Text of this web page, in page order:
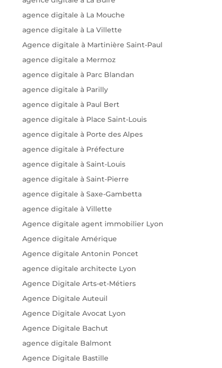
agence digitale à La Mouche
agence digitale à La Villette
Agence digitale à Martinière Saint-Paul
agence digitale a Mermoz
agence digitale à Parc Blandan
agence digitale à Parilly
agence digitale à Paul Bert
agence digitale à Place Saint-Louis
agence digitale à Porte des Alpes
agence digitale à Préfecture
agence digitale à Saint-Louis
agence digitale à Saint-Pierre
agence digitale à Saxe-Gambetta
agence digitale à Villette
Agence digitale agent immobilier Lyon
Agence digitale Amérique
Agence digitale Antonin Poncet
agence digitale architecte Lyon
Agence Digitale Arts-et-Métiers
Agence Digitale Auteuil
Agence Digitale Avocat Lyon
Agence Digitale Bachut
agence digitale Balmont
Agence Digitale Bastille